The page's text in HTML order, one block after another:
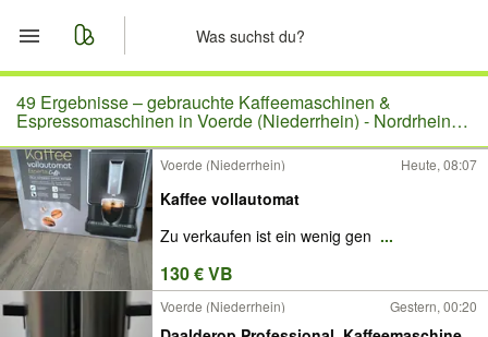
Start
Merkliste
Nachrichten
Anzeige aufgeben
49 Ergebnisse –gebrauchte Kaffeemaschinen &
Espressomaschinen in Voerde (Niederrhein) - Nordrhein-
Voerde (Niederrhein) Heute, 08:07
Kaffee vollautomat
Zu verkaufen ist ein wenig gen ...
130 € VB
Voerde (Niederrhein) Gestern, 00:20